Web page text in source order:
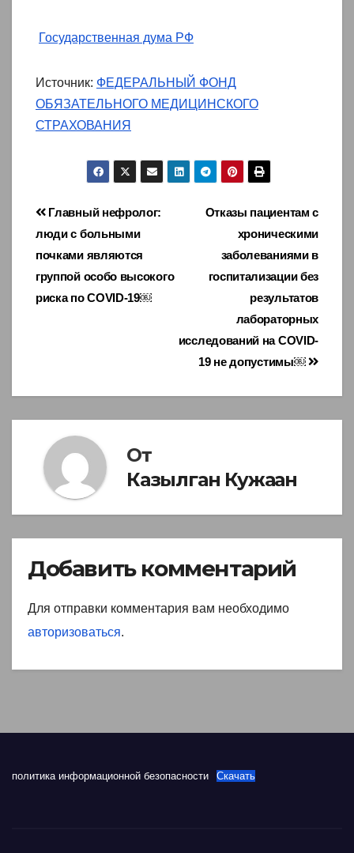
Государственная дума РФ
Источник: ФЕДЕРАЛЬНЫЙ ФОНД
ОБЯЗАТЕЛЬНОГО МЕДИЦИНСКОГО
СТРАХОВАНИЯ
Навигация
по
записям
Отказы пациентам с
хроническими
заболеваниями в
госпитализации без
результатов
лабораторных
исследований на COVID-
19 не допустимы￼
Главный нефролог:
люди с больными
почками являются
группой особо высокого
риска по COVID-19￼
От
Казылган Кужаан
Добавить комментарий
Для отправки комментария вам необходимо
авторизоваться.
политика информационной безопасности Скачать